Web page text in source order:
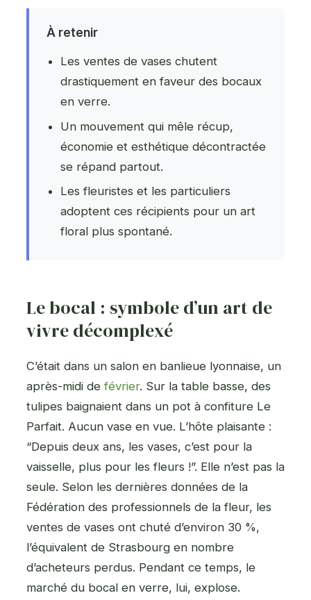
À retenir
Les ventes de vases chutent
drastiquement en faveur des bocaux
en verre.
Un mouvement qui mêle récup,
économie et esthétique décontractée
se répand partout.
Les fleuristes et les particuliers
adoptent ces récipients pour un art
floral plus spontané.
Le bocal : symbole d’un art de
vivre décomplexé
C’était dans un salon en banlieue lyonnaise, un
après-midi defévrier. Sur la table basse, des
tulipes baignaient dans un pot à confiture Le
Parfait. Aucun vase en vue. L’hôte plaisante :
“Depuis deux ans, les vases, c’est pour la
vaisselle, plus pour les fleurs !”. Elle n’est pas la
seule. Selon les dernières données de la
Fédération des professionnels de la fleur, les
ventes de vases ont chuté d’environ 30 %,
l’équivalent de Strasbourg en nombre
d’acheteurs perdus. Pendant ce temps, le
marché du bocal en verre, lui, explose.